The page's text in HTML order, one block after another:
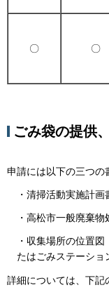
〇 〇
ごみ袋の提供
申請には以下の三つの
・清掃活動実施計画
・高松市一般廃棄
・収集場所の位置
たはごみステーショ
詳細については、下記